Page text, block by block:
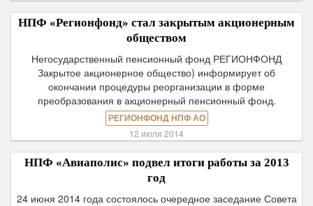
НПФ «Регионфонд» стал закрытым акционерным
обществом
Негосударственный пенсионный фонд РЕГИОНФОНД
Закрытое акционерное общество) информирует об
окончании процедуры реорганизации в форме
преобразования в акционерный пенсионный фонд.
РЕГИОНФОНД НПФ АО
12 июля 2014
НПФ «Авиаполис» подвел итоги работы за 2013
год
24 июня 2014 года состоялось очередное заседание Совета